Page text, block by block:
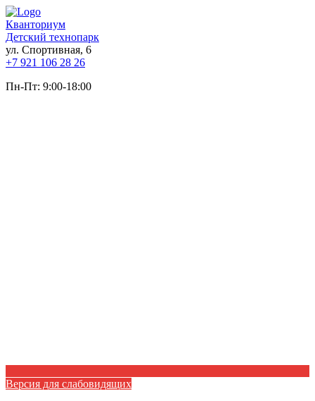
Кванториум
Детский технопарк
ул. Спортивная, 6
+7 921 106 28 26
Пн-Пт: 9:00-18:00
Версия для слабовидящих